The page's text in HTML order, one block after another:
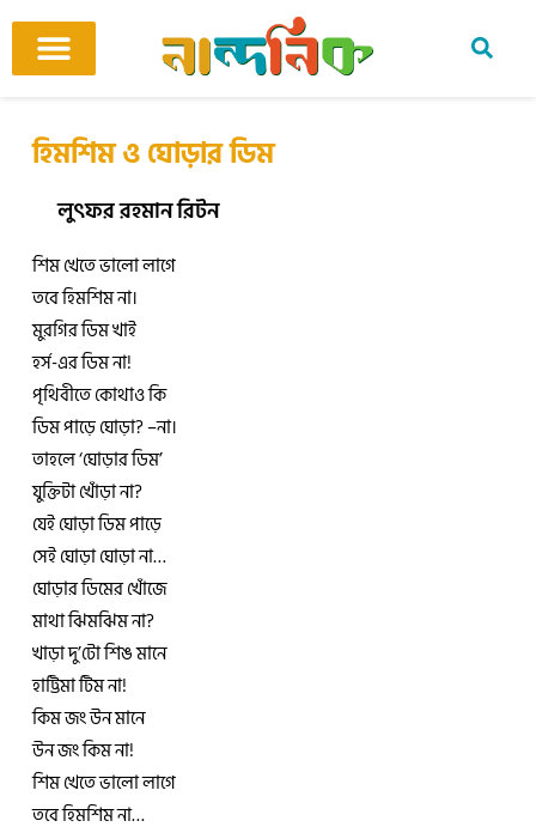
content
হিমশিম ও ঘোড়ার ডিম
লুৎফর রহমান রিটন
শিম খেতে ভালো লাগে
তবে হিমশিম না।
মুরগির ডিম খাই
হর্স-এর ডিম না!
পৃথিবীতে কোথাও কি
ডিম পাড়ে ঘোড়া? –না।
তাহলে ‘ঘোড়ার ডিম’
যুক্তিটা খোঁড়া না?
যেই ঘোড়া ডিম পাড়ে
সেই ঘোড়া ঘোড়া না…
ঘোড়ার ডিমের খোঁজে
মাথা ঝিমঝিম না?
খাড়া দু’টো শিঙ মানে
হাট্টিমা টিম না!
কিম জং উন মানে
উন জং কিম না!
শিম খেতে ভালো লাগে
তবে হিমশিম না…